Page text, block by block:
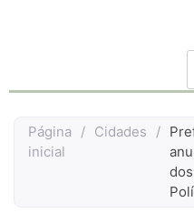
Página
inicial
/ Cidades /